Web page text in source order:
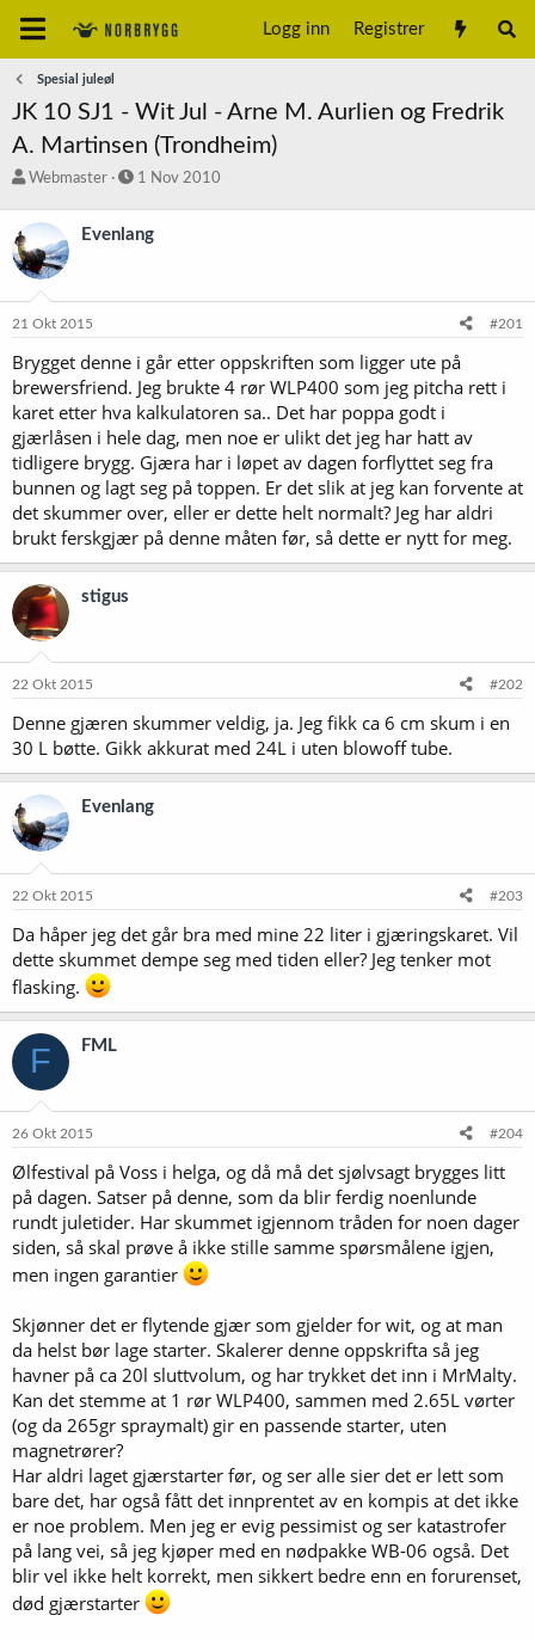
Logg inn Registrer
Spesial juleøl
JK 10 SJ1 - Wit Jul - Arne M. Aurlien og Fredrik
A. Martinsen (Trondheim)
T
å
s
a
r
e
r
Webmaster
S
r
a
1 Nov 2010
Evenlang
21 Okt 2015 #201
Brygget denne i går etter oppskriften som ligger ute på
brewersfriend. Jeg brukte 4 rør WLP400 som jeg pitcha rett i
karet etter hva kalkulatoren sa.. Det har poppa godt i
gjærlåsen i hele dag, men noe er ulikt det jeg har hatt av
tidligere brygg. Gjæra har i løpet av dagen forflyttet seg fra
bunnen og lagt seg på toppen. Er det slik at jeg kan forvente at
det skummer over, eller er dette helt normalt? Jeg har aldri
brukt ferskgjær på denne måten før, så dette er nytt for meg.
stigus
22 Okt 2015 #202
Denne gjæren skummer veldig, ja. Jeg fikk ca 6 cm skum i en
30 L bøtte. Gikk akkurat med 24L i uten blowoff tube.
Evenlang
22 Okt 2015 #203
Da håper jeg det går bra med mine 22 liter i gjæringskaret. Vil
dette skummet dempe seg med tiden eller? Jeg tenker mot
flasking.
F FML
26 Okt 2015 #204
Ølfestival på Voss i helga, og då må det sjølvsagt brygges litt
på dagen. Satser på denne, som da blir ferdig noenlunde
rundt juletider. Har skummet igjennom tråden for noen dager
siden, så skal prøve å ikke stille samme spørsmålene igjen,
men ingen garantier
Skjønner det er flytende gjær som gjelder for wit, og at man
da helst bør lage starter. Skalerer denne oppskrifta så jeg
havner på ca 20l sluttvolum, og har trykket det inn i MrMalty.
Kan det stemme at 1 rør WLP400, sammen med 2.65L vørter
(og da 265gr spraymalt) gir en passende starter, uten
magnetrører?
Har aldri laget gjærstarter før, og ser alle sier det er lett som
bare det, har også fått det innprentet av en kompis at det ikke
er noe problem. Men jeg er evig pessimist og ser katastrofer
på lang vei, så jeg kjøper med en nødpakke WB-06 også. Det
blir vel ikke helt korrekt, men sikkert bedre enn en forurenset,
død gjærstarter